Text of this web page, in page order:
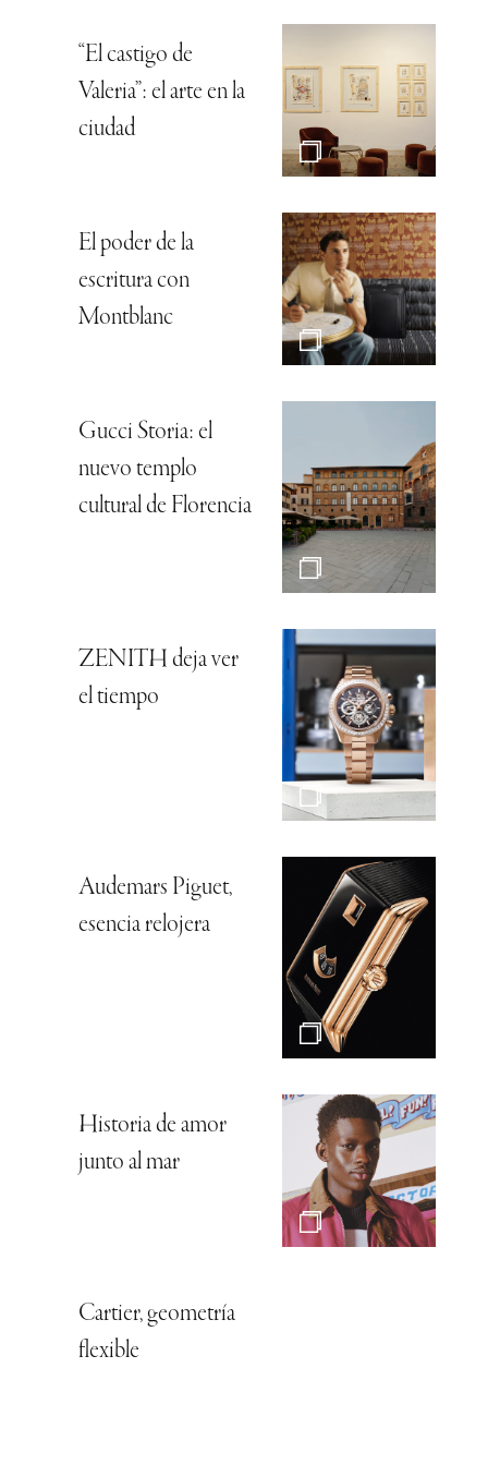
“El castigo de
Valeria”: el arte en la
ciudad
El poder de la
escritura con
Montblanc
Gucci Storia: el
nuevo templo
cultural de Florencia
ZENITH deja ver
el tiempo
Audemars Piguet,
esencia relojera
Historia de amor
junto al mar
Cartier, geometría
flexible